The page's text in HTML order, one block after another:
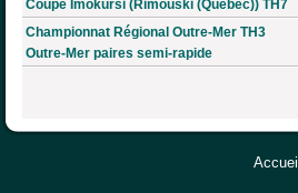
Coupe Imokursi (Rimouski (Québec)) TH7
Championnat Régional Outre-Mer TH3
Outre-Mer paires semi-rapide
Accueil